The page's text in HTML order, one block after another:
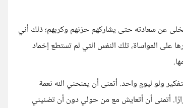
تخلى عن سعادته حتى يشاركهم حزنهم وكربهم؛ ذلك أني
على المواساة، تلك النفس التي لم تستطع إخماد
ولو ليومٍ واحد. أتمنى أن يمنحني الله نعمة
أتمنى أن أتعايش مع من حولي دون أن تضنيني